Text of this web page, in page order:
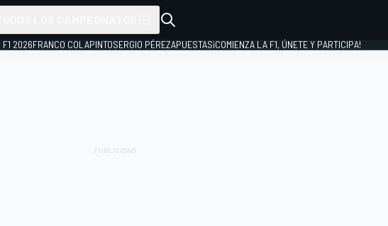
F1 2026FRANCO COLAPINTOSERGIO PÉREZAPUESTAS¡COMIENZA LA F1, ÚNETE Y PARTICIPA!